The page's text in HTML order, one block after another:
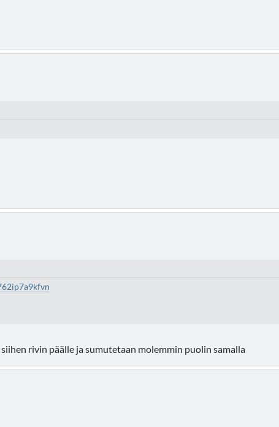
rivin päälle ja sumutetaan molemmin puolin samalla